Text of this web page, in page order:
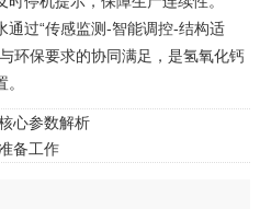
过“传感监测-智能调控-结构适
环保要求的协同满足，是氢氧化钙
心参数解析
备工作